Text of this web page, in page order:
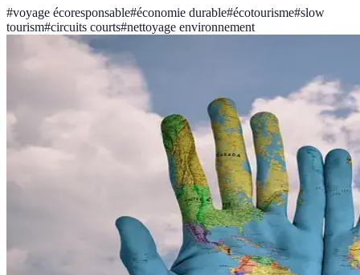
#voyage écoresponsable#économie durable#écotourisme#slow
tourism#circuits courts#nettoyage environnement